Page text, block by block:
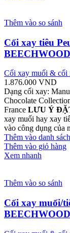
Thêm vào so sánh
Cối xay tiêu
Cối xay muối & cối
1.876.000 VND
Dạng cối xay:
Chocolate
France LƯU Ý
xay muối hay xay
vào công dụng của
Thêm vào danh
Thêm vào giỏ hàng
Xem nhanh
Thêm vào so sánh
Cối xay muối/